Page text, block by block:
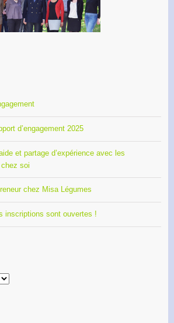
d’engagement 2025
et partage d’expérience avec les
soi
chez Misa Légumes
inscriptions sont ouvertes !